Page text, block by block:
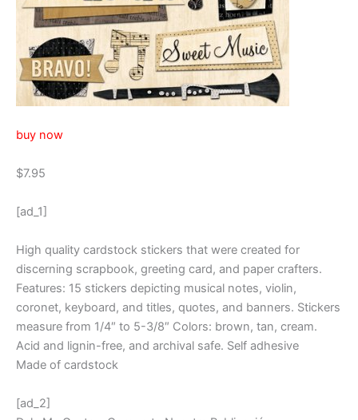
buy now
$7.95
[ad_1]
High quality cardstock stickers that were created for
discerning scrapbook, greeting card, and paper crafters.
Features: 15 stickers depicting musical notes, violin,
coronet, keyboard, and titles, quotes, and banners. Stickers
measure from 1/4″ to 5-3/8″ Colors: brown, tan, cream.
Acid and lignin-free, and archival safe. Self adhesive
Made of cardstock
[ad_2]